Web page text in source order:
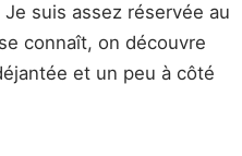
suis assez réservée au
connaît, on découvre
et un peu à côté